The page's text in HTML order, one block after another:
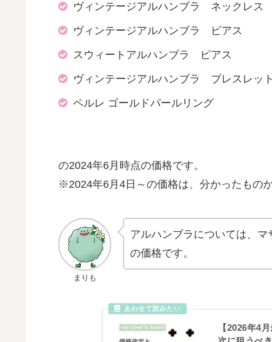
ヴィンテージアルハンブラ ネックレス
ヴィンテージアルハンブラ ピアス
スウィートアルハンブラ ピアス
ヴィンテージアルハンブラ ブレスレット
ペルレ ゴールドパールリング
の2024年6月時点の価格です。
※2024年6月4日～の価格は、分かったもの
まりも
アルハンブラについては、
の価格です。
【2026年4